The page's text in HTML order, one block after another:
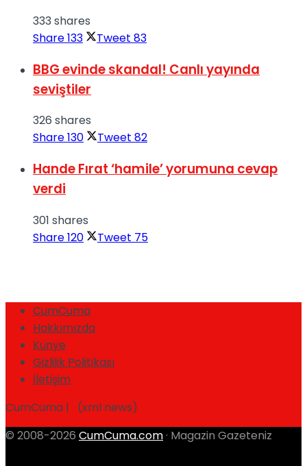
333 shares
Share133 Tweet 83
BBG evinde skandal! Canlı yayında
seviştiler
326 shares
Share130 Tweet 82
Hande Fırat ‘hamile’ yorumuna cevap
verdi
301 shares
Share120 Tweet 75
CumCuma
Hakkımızda
Künye
Gizlilik Politikası
İletişim
CumCuma | (xml news)
© 2008-2026 CumCuma.com · Magazin Gazeteniz